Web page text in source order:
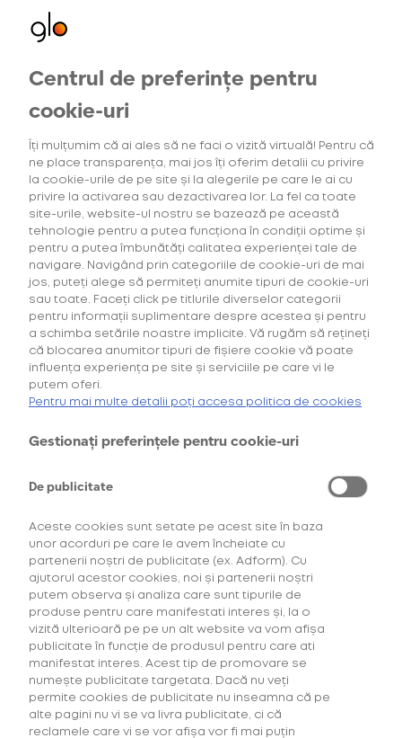
Home
Rezultatele căutarii pentru: 'WA 0852 2611 9277
Design Interior Lemari HPL Full Plafon WIlayah Bogor
Utara Kota Bogor'
pentru HYPER TUTUN
Hyper Copper
21,00 Lei
INTENSITATE TUTUN: 2/5
SELECTEAZĂ CANTITATEA
pentru HYPER TUTUN
Oferte exclusive
pentru utilizatorii noi
Cumpără primul tău Starter Kit cu
și deblochează
AFLĂ MAI MULTE
*Ofertă valabilă în perioada 29.07.2026-29.08.2026, în limita stocului disponibil.
Consultați regulamentele campaniilor aiciși aici
Centrul de preferințe pentru
cookie-uri
Îți mulțumim că ai ales să ne faci o vizită virtuală! Pentru că
ne place transparența, mai jos îți oferim detalii cu privire
la cookie-urile de pe site și la alegerile pe care le ai cu
privire la activarea sau dezactivarea lor. La fel ca toate
site-urile, website-ul nostru se bazează pe această
tehnologie pentru a putea funcționa în condiții optime și
pentru a putea îmbunătăți calitatea experienței tale de
navigare. Navigând prin categoriile de cookie-uri de mai
jos, puteți alege să permiteți anumite tipuri de cookie-uri
sau toate. Faceți click pe titlurile diverselor categorii
pentru informații suplimentare despre acestea și pentru
a schimba setările noastre implicite. Vă rugăm să rețineți
că blocarea anumitor tipuri de fișiere cookie vă poate
influența experiența pe site și serviciile pe care vi le
putem oferi.
Pentru mai multe detalii poți accesa politica de cookies
Gestionați preferințele pentru cookie-uri
De publicitate
Aceste cookies sunt setate pe acest site în baza
unor acorduri pe care le avem încheiate cu
partenerii noștri de publicitate (ex. Adform). Cu
ajutorul acestor cookies, noi și partenerii noștri
putem observa și analiza care sunt tipurile de
produse pentru care manifestati interes și, la o
vizită ulterioară pe pe un alt website va vom afișa
publicitate în funcție de produsul pentru care ati
manifestat interes. Acest tip de promovare se
numește publicitate targetata. Dacă nu veți
permite cookies de publicitate nu inseamna că pe
alte pagini nu vi se va livra publicitate, ci că
reclamele care vi se vor afișa vor fi mai puțin